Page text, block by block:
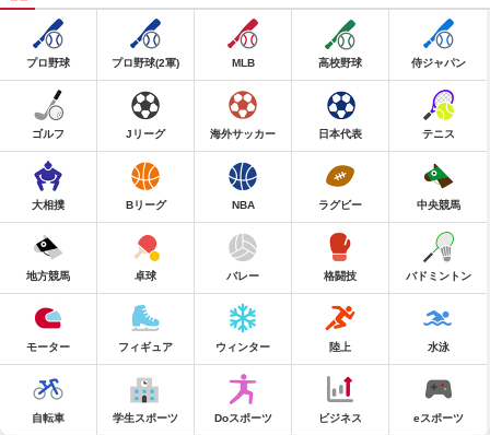
プロ野球 プロ野球(2軍) MLB 高校野球 侍ジャパン
ゴルフ Jリーグ 海外サッカー 日本代表 テニス
大相撲 Bリーグ NBA ラグビー 中央競馬
地方競馬 卓球 バレー 格闘技 バドミントン
モーター フィギュア ウィンター 陸上 水泳
自転車 学生スポーツ Doスポーツ ビジネス eスポーツ